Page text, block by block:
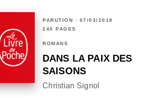
PARUTION : 07/03/2018
240 PAGES
ROMANS
DANS LA PAIX DES
SAISONS
Christian Signol